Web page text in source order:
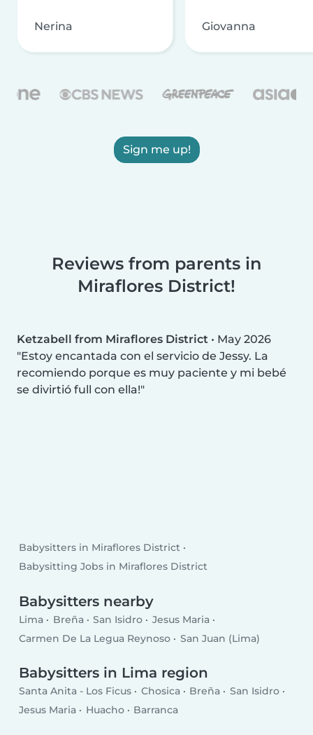
Nerina Giovanna
Sign me up!
Reviews from parents in
Miraflores District!
Ketzabell from Miraflores District • May 2026
Estoy encantada con el servicio de Jessy. La
recomiendo porque es muy paciente y mi bebé
se divirtió full con ella!
Babysitters in Miraflores District
Babysitting Jobs in Miraflores District
Babysitters nearby
Lima Breña San Isidro
Jesus Maria
Carmen De La Legua Reynoso
San Juan (Lima)
Babysitters in Lima region
Santa Anita - Los Ficus Chosica Breña
San Isidro
Jesus Maria
Huacho Barranca